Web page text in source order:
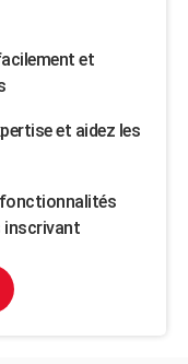
et
et aidez les
inscrivant